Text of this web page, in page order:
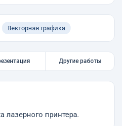
Векторная графика
Другие работы
лазерного принтера.